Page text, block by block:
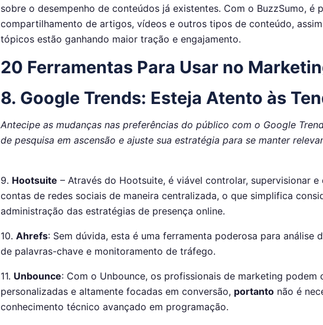
sobre o desempenho de conteúdos já existentes. Com o BuzzSumo, é
compartilhamento de artigos, vídeos e outros tipos de conteúdo,
tópicos estão ganhando maior tração e engajamento.
20 Ferramentas Para Usar no
8. Google Trends: Esteja Atento às
Antecipe as mudanças nas preferências do público com o Google
de pesquisa em ascensão e ajuste sua estratégia para se manter
9. Hootsuite – Através do Hootsuite, é viável controlar, supervisionar
contas de redes sociais de maneira centralizada, o que simplifica
administração das estratégias de presença online.
10. Ahrefs: Sem dúvida, esta é uma ferramenta poderosa para análise
de palavras-chave e monitoramento de tráfego.
11. Unbounce: Com o Unbounce, os profissionais de marketing podem
personalizadas e altamente focadas em conversão, portanto não é
conhecimento técnico avançado em programação.